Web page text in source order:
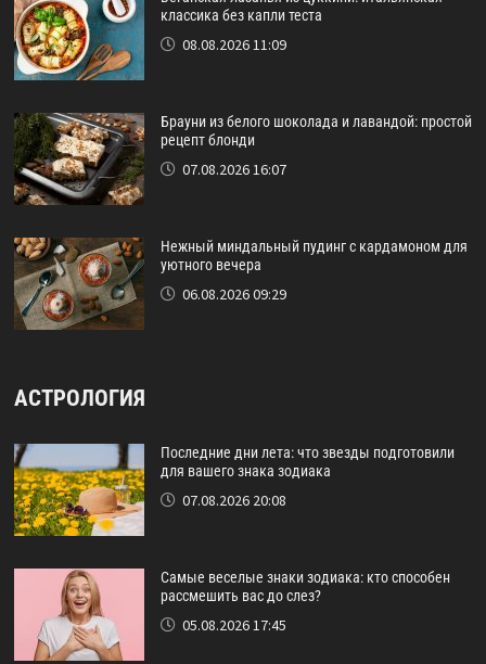
классика без капли теста
08.08.2026 11:09
Брауни из белого шоколада и лавандой: простой
рецепт блонди
07.08.2026 16:07
Нежный миндальный пудинг с кардамоном для
уютного вечера
06.08.2026 09:29
АСТРОЛОГИЯ
Последние дни лета: что звезды подготовили
для вашего знака зодиака
07.08.2026 20:08
Самые веселые знаки зодиака: кто способен
рассмешить вас до слез?
05.08.2026 17:45